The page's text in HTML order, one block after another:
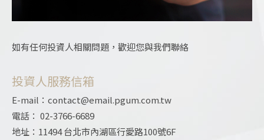
如有任何投資人相關問題，歡迎您與我們聯絡
投資人服務信箱
E-mail：contact@email.pgum.com.tw
電話： 02-3766-6689
地址：11494 台北市內湖區行愛路100號6F